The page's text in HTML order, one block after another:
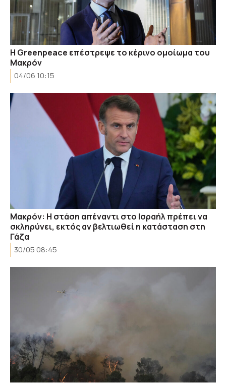
Η Greenpeace επέστρεψε το κέρινο ομοίωμα του
Μακρόν
04/06 10:15
Μακρόν: Η στάση απέναντι στο Ισραήλ πρέπει να
σκληρύνει, εκτός αν βελτιωθεί η κατάσταση στη
Γάζα
30/05 08:45